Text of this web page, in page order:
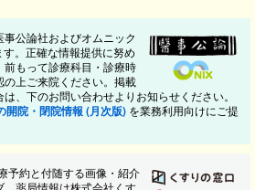
公論社およびオムニック
。正確な情報提供に努め
もって診療科目・診療時
上ご来院ください。掲載
、下のお問い合わせよりお知らせください。
開院・閉院情報 (月次版) を業務利用向けにご提
予約と付随する画像・紹介
薬局情報は株式会社くす